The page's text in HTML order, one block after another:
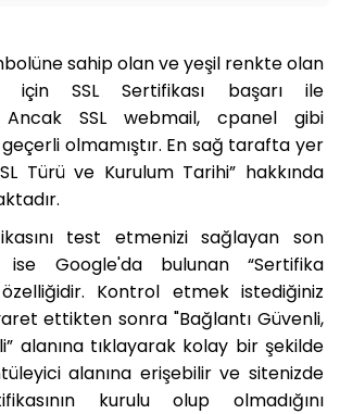
sahip olan ve yeşil renkte olan
için SSL Sertifikası başarı ile
Ancak SSL webmail, cpanel gibi
olmamıştır. En sağ tarafta yer
Türü ve Kurulum Tarihi” hakkında
test etmenizi sağlayan son
Google'da bulunan “Sertifika
Kontrol etmek istediğiniz
ettikten sonra "Bağlantı Güvenli,
alanına tıklayarak kolay bir şekilde
alanına erişebilir ve sitenizde
kurulu olup olmadığını